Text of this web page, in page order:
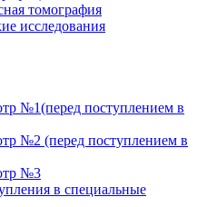
томография
исследования
№1(перед поступлением в
№2 (перед поступлением в
№3
в специальные